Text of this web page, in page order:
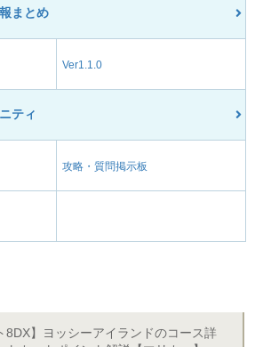
まとめ
Ver1.1.0
ティ
攻略・質問掲示板
8DX】ヨッシーアイランドのコース詳